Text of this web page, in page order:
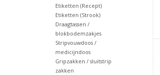
Etiketten (Recept)
Etiketten (Strook)
Draagtassen /
blokbodemzakjes
Stripvouwdoos /
medicijndoos
Gripzakken / sluitstrip
zakken